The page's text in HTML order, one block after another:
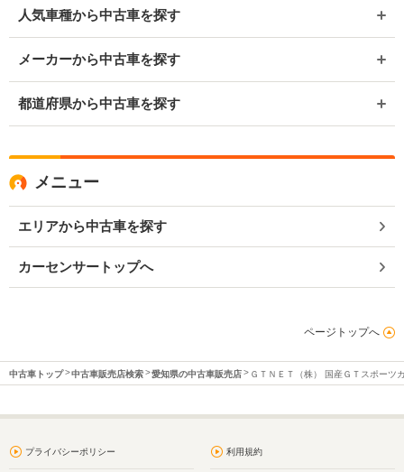
人気車種から中古車を探す
メーカーから中古車を探す
都道府県から中古車を探す
メニュー
エリアから中古車を探す
カーセンサートップへ
ページトップへ
中古車トップ 中古車販売店検索 愛知県の中古車販売店 ＧＴＮＥＴ（株） 国産ＧＴスポー
プライバシーポリシー 利用規約